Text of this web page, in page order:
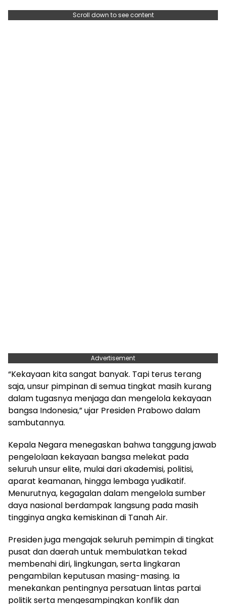
Scroll down to see content
Advertisement
“Kekayaan kita sangat banyak. Tapi terus terang
saja, unsur pimpinan di semua tingkat masih kurang
dalam tugasnya menjaga dan mengelola kekayaan
bangsa Indonesia,” ujar Presiden Prabowo dalam
sambutannya.
Kepala Negara menegaskan bahwa tanggung jawab
pengelolaan kekayaan bangsa melekat pada
seluruh unsur elite, mulai dari akademisi, politisi,
aparat keamanan, hingga lembaga yudikatif.
Menurutnya, kegagalan dalam mengelola sumber
daya nasional berdampak langsung pada masih
tingginya angka kemiskinan di Tanah Air.
Presiden juga mengajak seluruh pemimpin di tingkat
pusat dan daerah untuk membulatkan tekad
membenahi diri, lingkungan, serta lingkaran
pengambilan keputusan masing-masing. Ia
menekankan pentingnya persatuan lintas partai
politik serta mengesampingkan konflik dan